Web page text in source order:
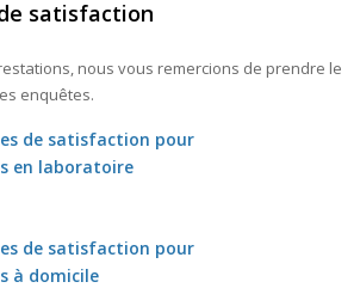
satisfaction
nous vous remercions de prendre le
enquêtes.
de satisfaction pour
en laboratoire
de satisfaction pour
à domicile